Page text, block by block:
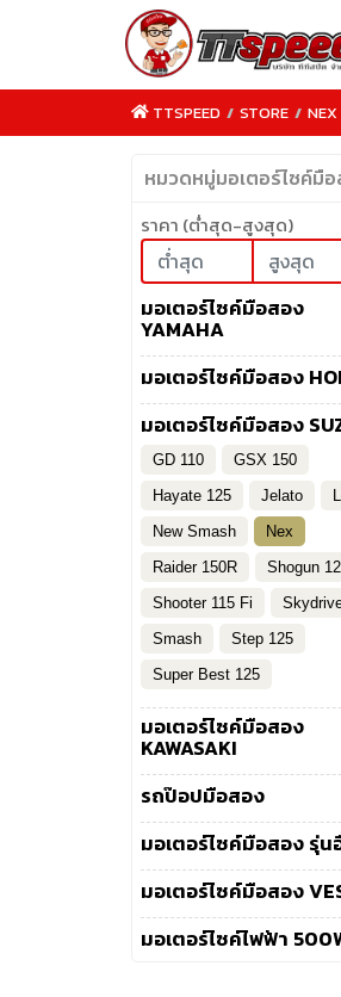
TTSPEED.COM
TTSPEED / STORE / NEX
หมวดหมู่มอเตอร์ไซค์มื
ราคา (ต่ำสุด-สูงสุด)
มอเตอร์ไซค์มือสอง
YAMAHA
มอเตอร์ไซค์มือสอง
มอเตอร์ไซค์มือสอง
GD 110
GSX 150
Hayate 125
Jelato
New Smash
Nex
Raider 150R
Shogun
Shooter 115 Fi
Smash
Step 125
Super Best 125
มอเตอร์ไซค์มือสอง
KAWASAKI
รถป๊อปมือสอง
มอเตอร์ไซค์มือสอง รุ่น
มอเตอร์ไซค์มือสอง
มอเตอร์ไซค์ไฟฟ้า